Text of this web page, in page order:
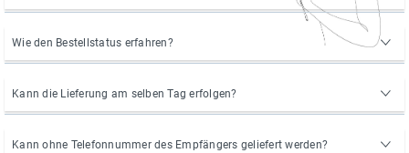
Wie den Bestellstatus erfahren?
Kann die Lieferung am selben Tag erfolgen?
Kann ohne Telefonnummer des Empfängers geliefert werden?